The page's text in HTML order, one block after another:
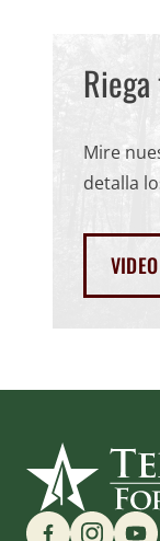
Mire
detalla
Find us on